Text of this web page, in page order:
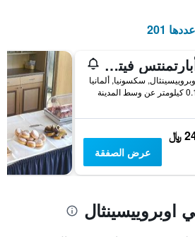
201
أبارتمنتس فيتشلبرجر بليك
سكسونيا, ألمانيا
عن وسط المدينة
﷼
عرض الصفقة
اوبروييسينثال